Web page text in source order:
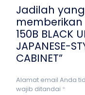
Jadilah
memberikan
150B BLACK
JAPANESE-
CABINET”
Alamat email Anda
wajib ditandai *